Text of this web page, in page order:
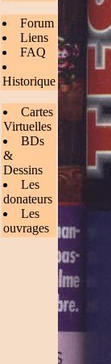
Forum
Liens
FAQ
Historique
Cartes
Virtuelles
BDs
&
Dessins
Les
donateurs
Les
ouvrages